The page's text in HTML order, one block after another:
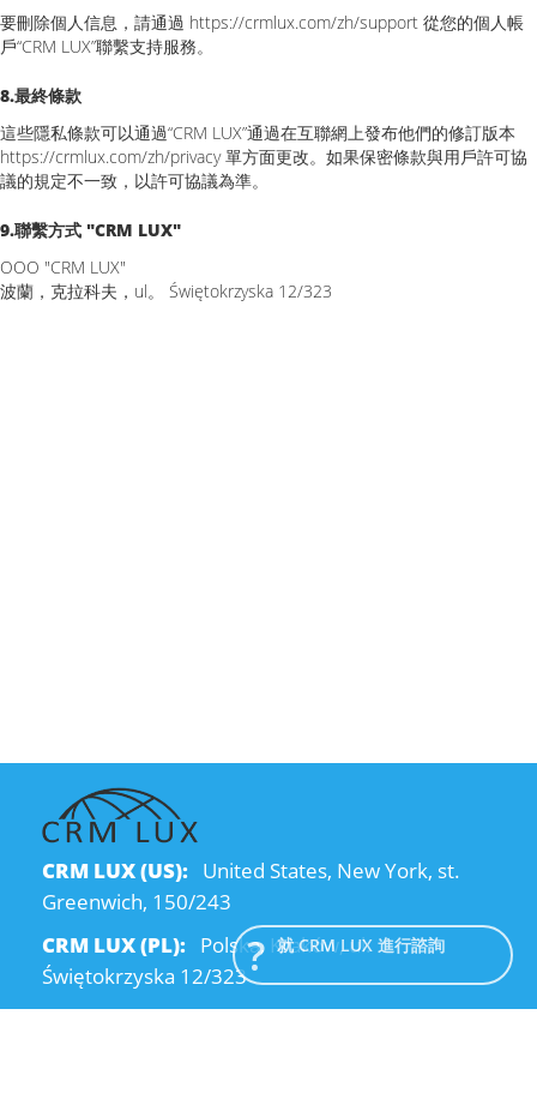
要刪除個人信息，請通過 https://crmlux.com/zh/support 從您的個人帳
戶“CRM LUX”聯繫支持服務。
8.最終條款
這些隱私條款可以通過“CRM LUX”通過在互聯網上發布他們的修訂版本
https://crmlux.com/zh/privacy 單方面更改。如果保密條款與用戶許可協
議的規定不一致，以許可協議為準。
9.聯繫方式 "CRM LUX"
OOO "CRM LUX"
波蘭，克拉科夫，ul。 Świętokrzyska 12/323
CRM LUX (US): United States, New York, st.
Greenwich, 150/243
CRM LUX (PL): Polska, Kraków, ul.
Świętokrzyska 12/323
就 CRM LUX 進行諮詢